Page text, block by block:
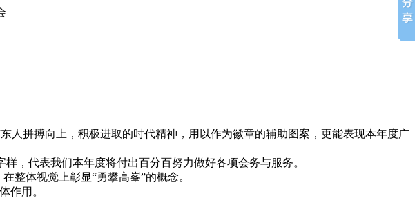
人拼搏向上，积极进取的时代精神，用以作为徽章的辅助图案，更能表现本年度广
，代表我们本年度将付出百分百努力做好各项会务与服务。
整体视觉上彰显“勇攀高峯”的概念。
作用。